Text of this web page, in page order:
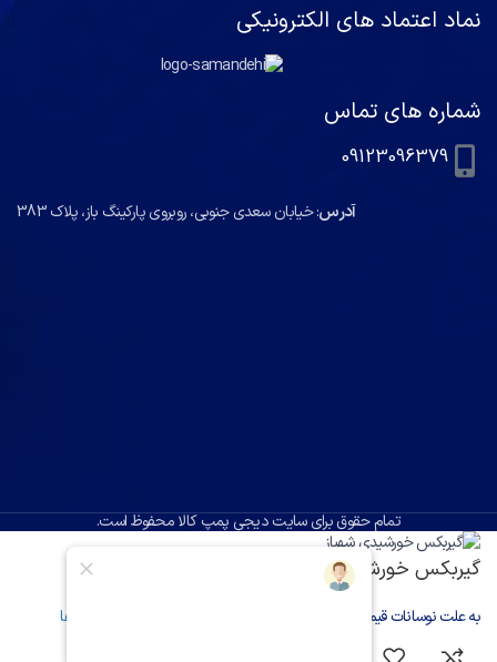
نماد اعتماد های الکترونیکی
شماره های تماس
09123096379
آدرس: خیابان سعدی جنوبی، روبروی پارکینگ باز، پلاک 383
تمام حقوق برای سایت دیجی پمپ کالا محفوظ است.
گیربکس خورشیدی شهباز
به علت نوسانات قیمت، برای خرید در واتس اپ پیام دهید. انتخاب گزینه‌ها